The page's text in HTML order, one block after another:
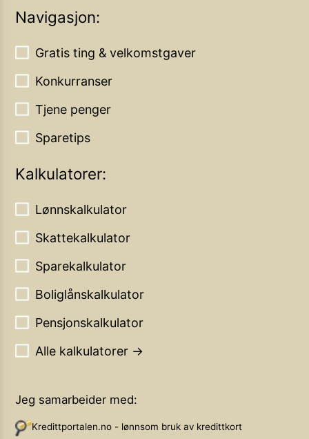
Navigasjon:
Gratis ting & velkomstgaver
Konkurranser
Tjene penger
Sparetips
Kalkulatorer:
Lønnskalkulator
Skattekalkulator
Sparekalkulator
Boliglånskalkulator
Pensjonskalkulator
Alle kalkulatorer →
Jeg samarbeider med:
Kredittportalen.no - lønnsom bruk av kredittkort